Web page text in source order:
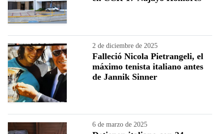
2 de diciembre de 2025
Falleció Nicola Pietrangeli, el
máximo tenista italiano antes
de Jannik Sinner
6 de marzo de 2025